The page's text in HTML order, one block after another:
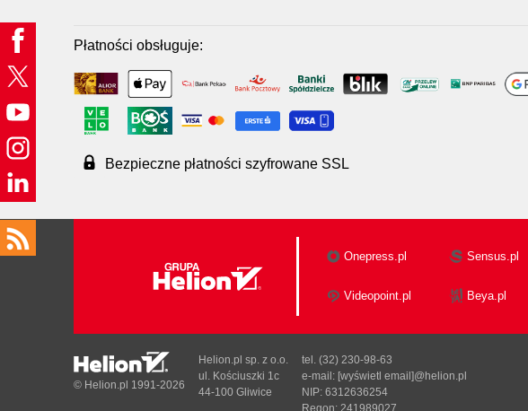
Płatności obsługuje:
Bezpieczne płatności szyfrowane SSL
Onepress.pl Sensus.pl
Videopoint.pl Beya.pl
© Helion.pl 1991-2026
Helion.pl sp. z o.o.
ul. Kościuszki 1c
44-100 Gliwice
tel. (32) 230-98-63
e-mail: [wyświetl email]@helion.pl
NIP: 6312636254
Regon: 241989027